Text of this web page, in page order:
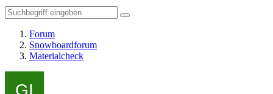
Forum
Snowboardforum
Materialcheck